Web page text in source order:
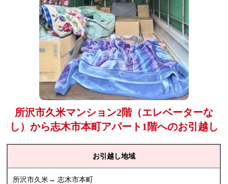
所沢市久米マンション2階（エレベーターな
し）から志木市本町アパート1階へのお引越し
お引越し地域
所沢市久米→ 志木市本町